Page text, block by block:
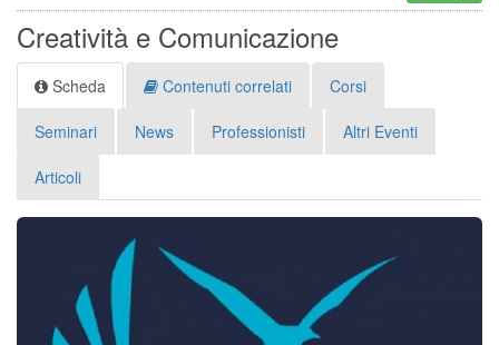
Creatività e Comunicazione
Scheda Contenuti correlati Corsi
Seminari News Professionisti Altri Eventi
Articoli